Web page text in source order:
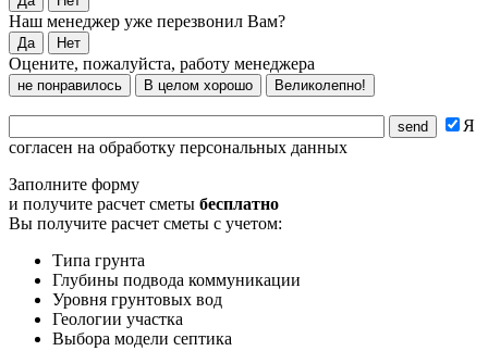
Наш менеджер уже перезвонил Вам?
Да Нет
Оцените, пожалуйста, работу менеджера
не понравилось В целом хорошо Великолепно!
Я
согласен на обработку персональных данных
Заполните форму
и получите расчет сметы бесплатно
Вы получите расчет сметы с учетом:
Типа грунта
Глубины подвода коммуникации
Уровня грунтовых вод
Геологии участка
Выбора модели септика